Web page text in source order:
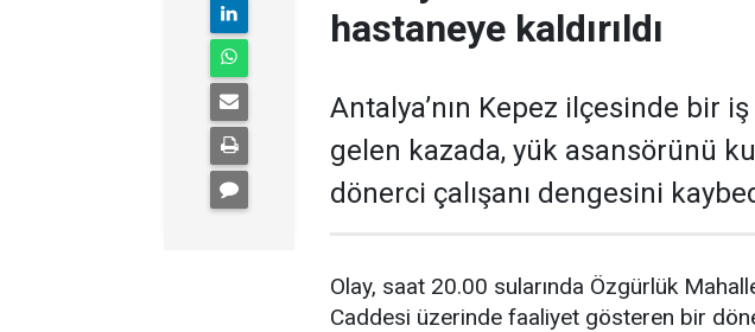
hastaneye kaldırıldı
Antalya’nın Kepez ilçesinde bir
gelen kazada, yük asansörünü
dönerci çalışanı dengesini
Olay, saat 20.00 sularında Özgürlük
Caddesi üzerinde faaliyet gösteren bir